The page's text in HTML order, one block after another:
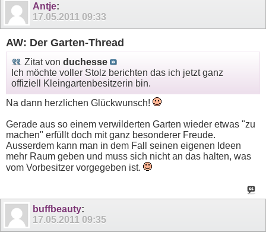
Antje:
17.05.2011 09:33
AW: Der Garten-Thread
Zitat von duchesse
Ich möchte voller Stolz berichten das ich jetzt ganz
offiziell Kleingartenbesitzerin bin.
Na dann herzlichen Glückwunsch!
Gerade aus so einem verwilderten Garten wieder etwas "zu
machen" erfüllt doch mit ganz besonderer Freude.
Ausserdem kann man in dem Fall seinen eigenen Ideen
mehr Raum geben und muss sich nicht an das halten, was
vom Vorbesitzer vorgegeben ist.
buffbeauty:
17.05.2011 09:35